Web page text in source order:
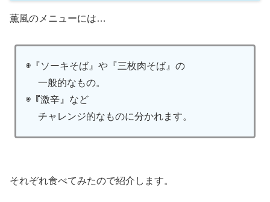
薫風のメニューには…
◉『ソーキそば』や『三枚肉そば』の
一般的なもの。
◉『激辛』など
チャレンジ的なものに分かれます。
それぞれ食べてみたので紹介します。